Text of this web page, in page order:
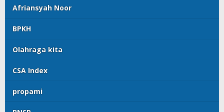
Afriansyah Noor
BPKH
Olahraga kita
CSA Index
propami